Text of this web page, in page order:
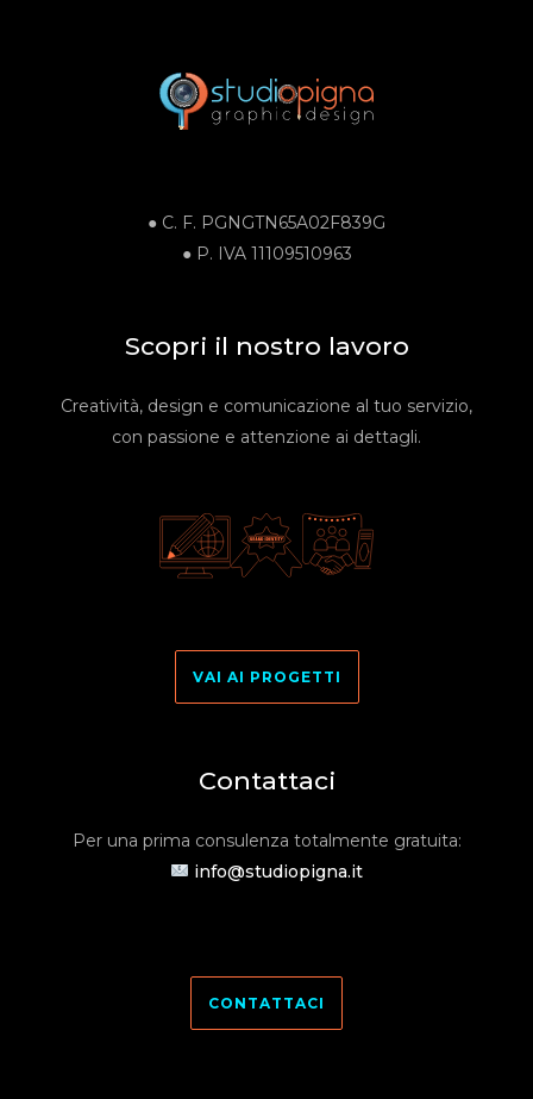
● C. F. PGNGTN65A02F839G
● P. IVA 11109510963
Scopri il nostro lavoro
Creatività, design e comunicazione al tuo servizio,
con passione e attenzione ai dettagli.
VAI AI PROGETTI
Contattaci
Per una prima consulenza totalmente gratuita:
info@studiopigna.it
CONTATTACI